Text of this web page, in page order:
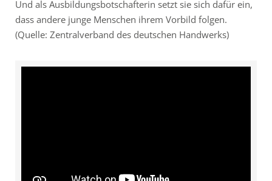
Und als Ausbildungsbotschafterin setzt sie sich dafür ein,
dass andere junge Menschen ihrem Vorbild folgen.
(Quelle: Zentralverband des deutschen Handwerks)